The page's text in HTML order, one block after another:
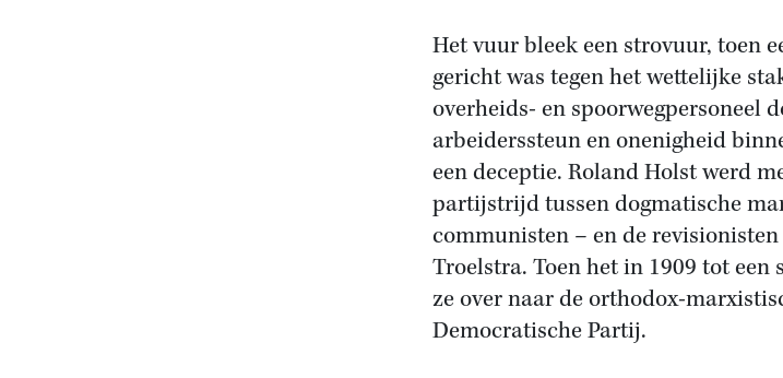
Het vuur bleek een strovuur, toen
gericht was tegen het wettelijke
overheids- en spoorwegpersoneel
arbeiderssteun en onenigheid
een deceptie. Roland Holst werd
partijstrijd tussen dogmatische
communisten – en de
Troelstra. Toen het in 1909 tot een
ze over naar de orthodox-
Democratische Partij.